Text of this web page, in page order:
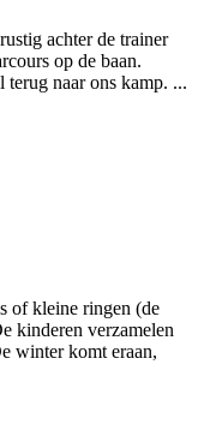
achter de trainer
op de baan.
naar ons kamp. ...
of kleine ringen (de
kinderen verzamelen
winter komt eraan,